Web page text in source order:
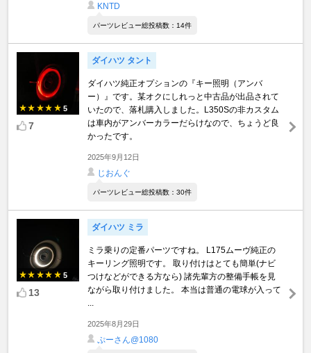
KNTD
パーツレビュー総投稿数：14件
5
7
ダイハツ タント
ダイハツ純正オプションの『キー照明（アンバ
ー）』です。某オクにしれっと中古品が出品されて
いたので、落札購入しました。L350Sの非カスタム
は車内がアンバーカラーだらけなので、ちょうど良
かったです。
2025年9月12日
じおんぐ
パーツレビュー総投稿数：30件
5
13
ダイハツ ミラ
ミラ乗りの定番パーツですね。 L175ムーヴ純正の
キーリング照明です。 取り付けはとても簡単(ナビ
つけなどができる方なら) 諸先輩方の整備手帳を見
ながら取り付けました。 本当は普通の電球が入って
2025年8月29日
ぷーさん@1080